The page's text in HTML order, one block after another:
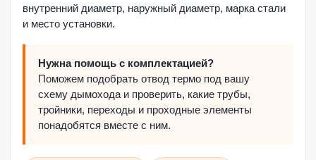
внутренний диаметр, наружный диаметр, марка стали
и место установки.
Нужна помощь с комплектацией?
Поможем подобрать отвод термо под вашу
схему дымохода и проверить, какие трубы,
тройники, переходы и проходные элементы
понадобятся вместе с ним.